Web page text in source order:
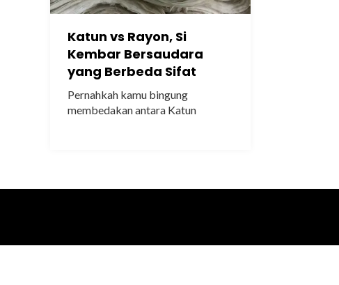
Katun vs Rayon, Si
Kembar Bersaudara
yang Berbeda Sifat
Pernahkah kamu bingung
membedakan antara Katun